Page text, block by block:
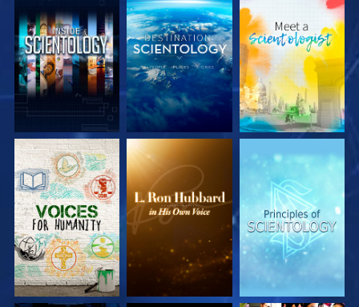
SERIE
ENTDECKEN
SERIE
ENTDECKEN
SERIE
ENTDECKEN